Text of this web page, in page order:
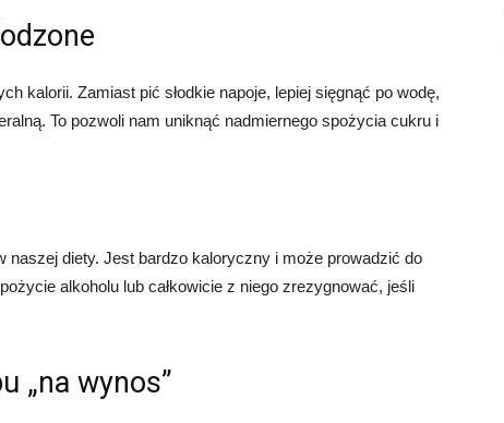
kalorii. Zamiast pić słodkie napoje, lepiej sięgnąć po wodę,
To pozwoli nam uniknąć nadmiernego spożycia cukru i
diety. Jest bardzo kaloryczny i może prowadzić do
alkoholu lub całkowicie z niego zrezygnować, jeśli
„na wynos”